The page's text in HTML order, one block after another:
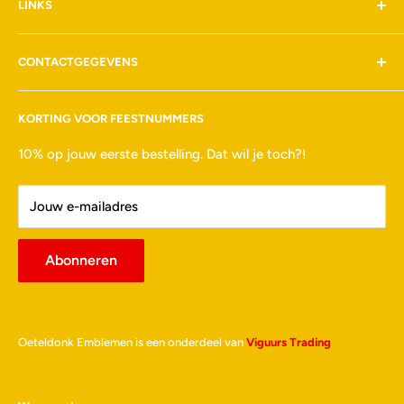
Kleding
Verzenden & retouren
Veelgestelde vragen
LINKS
Algemene voorwaarden
Privacybeleid
Cookiebeleid
CONTACTGEGEVENS
151 RW Drunen
info@oeteldonkemblemen.nl
KVK: 56488505
KORTING VOOR FEESTNUMMERS
10% op jouw eerste bestelling. Dat wil je toch?!
Jouw e-mailadres
Abonneren
Oeteldonk Emblemen is een onderdeel van Viguurs Trading